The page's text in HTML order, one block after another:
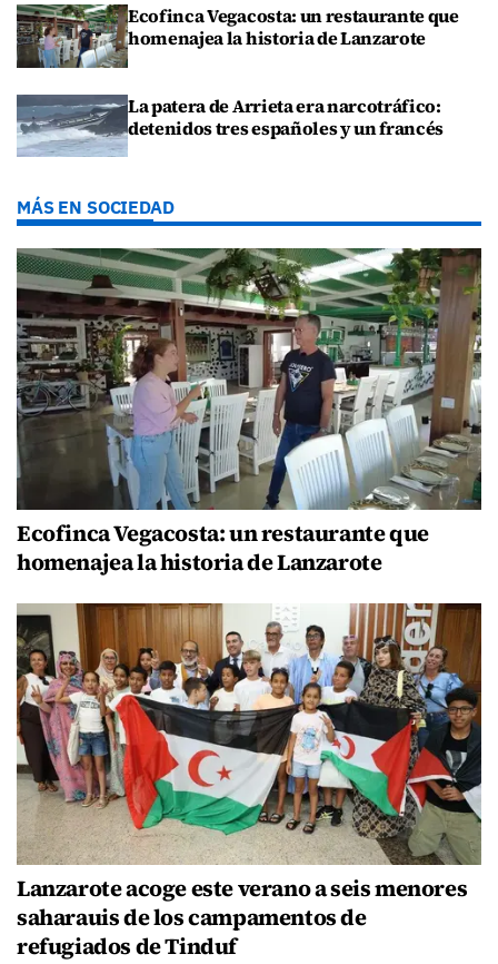
Ecofinca Vegacosta: un restaurante que
homenajea la historia de Lanzarote
La patera de Arrieta era narcotráfico:
detenidos tres españoles y un francés
MÁS EN SOCIEDAD
Ecofinca Vegacosta: un restaurante que
homenajea la historia de Lanzarote
Lanzarote acoge este verano a seis menores
saharauis de los campamentos de
refugiados de Tinduf